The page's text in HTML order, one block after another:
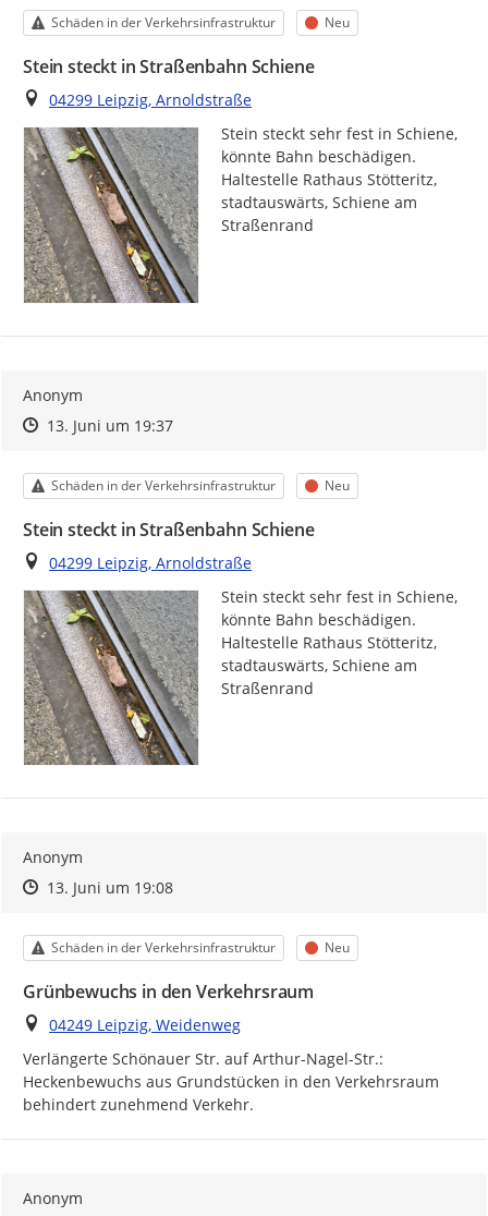
Kategorie
Schäden in der Verkehrsinfrastruktur Status
Neu
Stein steckt in Straßenbahn Schiene
Ort
04299 Leipzig, Arnoldstraße
Stein steckt sehr fest in Schiene,
könnte Bahn beschädigen.
Haltestelle Rathaus Stötteritz,
stadtauswärts, Schiene am
Straßenrand
Anonym
Zeitpunkt des Erstellens
Zeitpunkt des Erstellens
13. Juni um 19:37Zur Äußerung
Kategorie
Schäden in der Verkehrsinfrastruktur Status
Neu
Stein steckt in Straßenbahn Schiene
Ort
04299 Leipzig, Arnoldstraße
Stein steckt sehr fest in Schiene,
könnte Bahn beschädigen.
Haltestelle Rathaus Stötteritz,
stadtauswärts, Schiene am
Straßenrand
Anonym
Zeitpunkt des Erstellens
Zeitpunkt des Erstellens
13. Juni um 19:08Zur Äußerung
Kategorie
Schäden in der Verkehrsinfrastruktur Status
Neu
Grünbewuchs in den Verkehrsraum
Ort
04249 Leipzig, Weidenweg
Verlängerte Schönauer Str. auf Arthur-Nagel-Str.:
Heckenbewuchs aus Grundstücken in den Verkehrsraum
behindert zunehmend Verkehr.
Anonym